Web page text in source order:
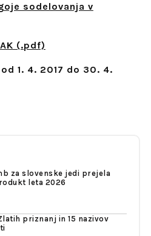
sodelovanja v
(.pdf)
od 1. 4. 2017 do 30. 4.
za slovenske jedi prejela
leta 2026
priznanj in 15 nazivov